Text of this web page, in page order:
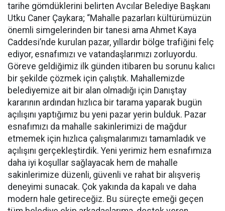
tarihe gömdüklerini belirten Avcılar Belediye Başkanı
Utku Caner Çaykara; “Mahalle pazarları kültürümüzün
önemli simgelerinden bir tanesi ama Ahmet Kaya
Caddesi’nde kurulan pazar, yıllardır bölge trafiğini felç
ediyor, esnafımızı ve vatandaşlarımızı zorluyordu.
Göreve geldiğimiz ilk günden itibaren bu sorunu kalıcı
bir şekilde çözmek için çalıştık. Mahallemizde
belediyemize ait bir alan olmadığı için Danıştay
kararının ardından hızlıca bir tarama yaparak bugün
açılışını yaptığımız bu yeni pazar yerin bulduk. Pazar
esnafımızı da mahalle sakinlerimizi de mağdur
etmemek için hızlıca çalışmalarımızı tamamladık ve
açılışını gerçekleştirdik. Yeni yerimiz hem esnafımıza
daha iyi koşullar sağlayacak hem de mahalle
sakinlerimize düzenli, güvenli ve rahat bir alışveriş
deneyimi sunacak. Çok yakında da kapalı ve daha
modern hale getireceğiz. Bu süreçte emeği geçen